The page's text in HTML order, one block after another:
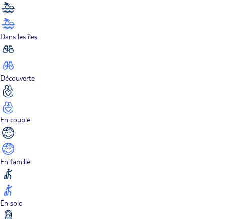
Dans les îles
Découverte
En couple
En famille
En solo